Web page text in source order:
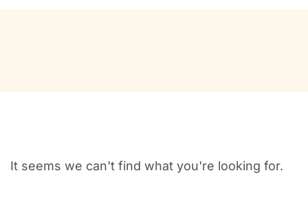
It seems we can't find what you're looking for.